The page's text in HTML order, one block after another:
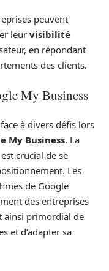
peuvent
leur visibilité
en répondant
des clients.
My Business
à divers défis lors
My Business. La
crucial de se
Les
de Google
des entreprises
ainsi primordial de
et d’adapter sa